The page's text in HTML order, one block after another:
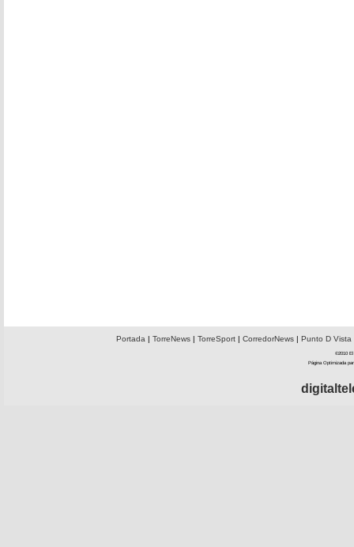
Portada | TorreNews| TorreSport| CorredorNews| Punto D Vista
©2010 El
Página Optimizada